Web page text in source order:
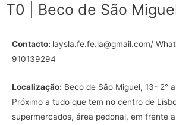
T0 | Beco de São
Contacto: laysla.fe.fe.la@gmail.com/
910139294
Localização: Beco de São Miguel, 13- 2°
Próximo a tudo que tem no centro de
supermercados, área pedonal, em frente